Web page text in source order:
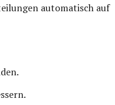
automatisch auf